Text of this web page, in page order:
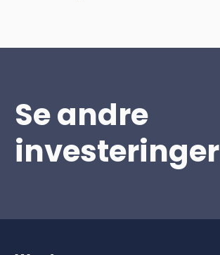
Se andre
investeringer